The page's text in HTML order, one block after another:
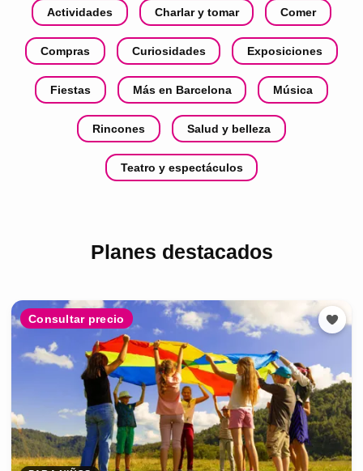
Actividades Charlar y tomar Comer
Compras Curiosidades Exposiciones
Fiestas Más en Barcelona Música
Rincones Salud y belleza
Teatro y espectáculos
Planes destacados
Consultar precio